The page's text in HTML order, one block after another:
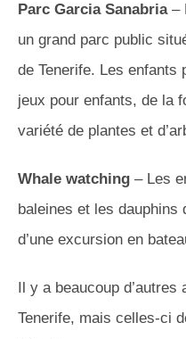
Parc Garcia Sanabria–
un grand parc public
de Tenerife. Les enfants
jeux pour enfants, de la
variété de plantes et
Whale watching – Les
baleines et les dauphins
d’une excursion en
Il y a beaucoup
Tenerife, mais celles-ci